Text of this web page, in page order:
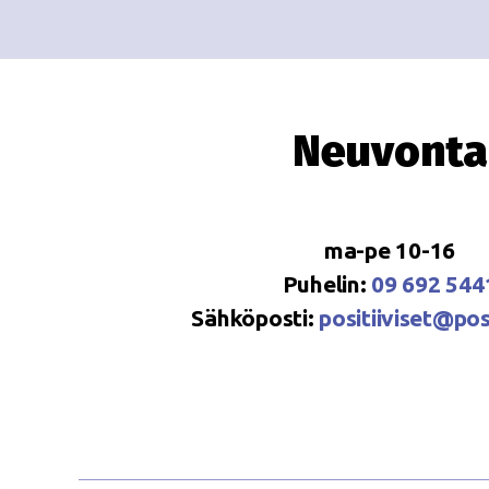
Neuvonta
ma-pe 10-16
Puhelin: 09 692
Sähköposti: